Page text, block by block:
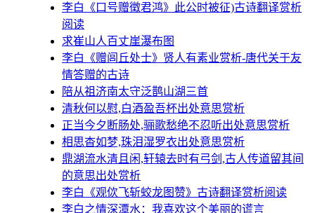
李白《口号赠徵君鸿》此公时被征)古诗翻译赏析
阅读
求崔山人百丈崖瀑布图
李白《赠闾丘处士》贤人有素业赏析-唐代关于友
情答赠的古诗
陪从祖济南太守泛鹊山湖三首
清秋何以慰,白酒盈吾杯出处意思赏析
正当今夕断肠处,骊歌愁绝不忍听出处意思赏析
相思杳如梦,珠泪湿罗衣出处意思赏析
鼎湖流水清且闲,轩辕去时有弓剑,古人传道留其间
的意思出处赏析
李白《观佽飞斩蛟龙图赞》古诗翻译赏析阅读
李白之情深潭水：我喜欢这个美丽的谎言